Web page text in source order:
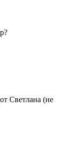
от Светлана (не